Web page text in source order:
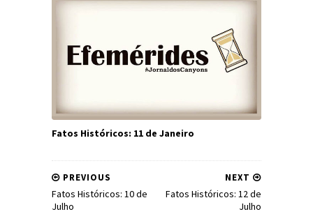
Fatos Históricos: 11 de Janeiro
NEXT
Fatos Históricos: 12 de
Julho
PREVIOUS
Fatos Históricos: 10 de
Julho